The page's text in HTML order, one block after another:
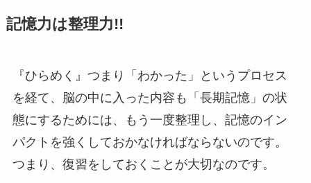
記憶力は整理力!!
『ひらめく』つまり「わかった」というプロセス
を経て、脳の中に入った内容も「長期記憶」の状
態にするためには、もう一度整理し、記憶のイン
パクトを強くしておかなければならないのです。
つまり、復習をしておくことが大切なのです。